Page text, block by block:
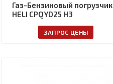
Газ-Бензиновый погрузчик
HELI CPQYD25 H3
ЗАПРОС ЦЕНЫ